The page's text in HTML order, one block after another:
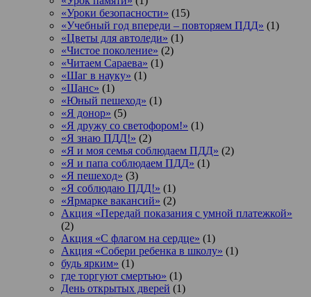
«Уроки безопасности» (15)
«Учебный год впереди – повторяем ПДД» (1)
«Цветы для автоледи» (1)
«Чистое поколение» (2)
«Читаем Сараева» (1)
«Шаг в науку» (1)
«Шанс» (1)
«Юный пешеход» (1)
«Я донор» (5)
«Я дружу со светофором!» (1)
«Я знаю ПДД!» (2)
«Я и моя семья соблюдаем ПДД» (2)
«Я и папа соблюдаем ПДД» (1)
«Я пешеход» (3)
«Я соблюдаю ПДД!» (1)
«Ярмарке вакансий» (2)
Акция «Передай показания с умной платежкой»
(2)
Акция «С флагом на сердце» (1)
Акция «Собери ребенка в школу» (1)
будь ярким» (1)
где торгуют смертью» (1)
День открытых дверей (1)